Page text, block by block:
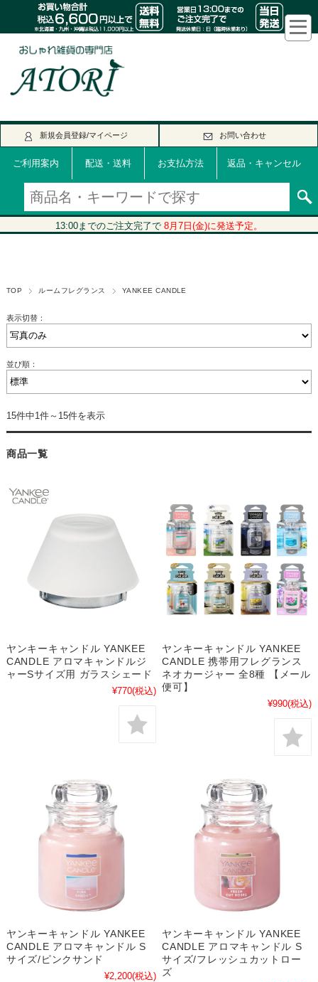
新規会員登録/マイページ お問い合わせ
ご利用案内 配送・送料 お支払方法 返品・キャンセル
TOP ルームフレグランス YANKEE CANDLE
表示切替：
並び順：
15件中1件～15件を表示
商品一覧
ヤンキーキャンドル YANKEE
CANDLE アロマキャンドルジ
ャーSサイズ用 ガラスシェード
¥770(税込)
ヤンキーキャンドル YANKEE
CANDLE 携帯用フレグランス
ネオカージャー 全8種 【メール
便可】
¥990(税込)
ヤンキーキャンドル YANKEE
CANDLE アロマキャンドル S
サイズ/ピンクサンド
¥2,200(税込)
ヤンキーキャンドル YANKEE
CANDLE アロマキャンドル S
サイズ/フレッシュカットロー
ズ